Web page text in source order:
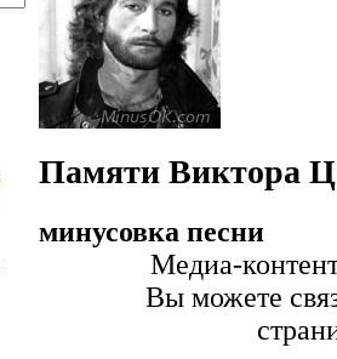
Памяти Виктора
минусовка песни
Медиа-
Вы можете